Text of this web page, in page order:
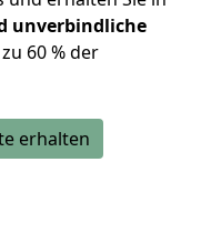
unverbindliche
60 % der
erhalten